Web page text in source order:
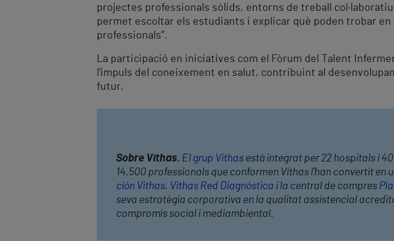
projectes professionals sòlids, entorns de treball
permet escoltar els estudiants i explicar què poden trobar
professionals”.
La participació en iniciatives com el Fòrum del Talent
l'impuls del coneixement en salut, contribuint al
futur.
Sobre Vithas. El grup Vithas està integrat per 22 hospitals i
14.500 professionals que conformen Vithas l’han convertit
ción Vithas, Vithas Red Diagnóstica i la central de compres
seva estratègia corporativa en la qualitat assistencial
compromís social i mediambiental.